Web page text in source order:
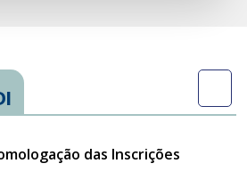
das Inscrições